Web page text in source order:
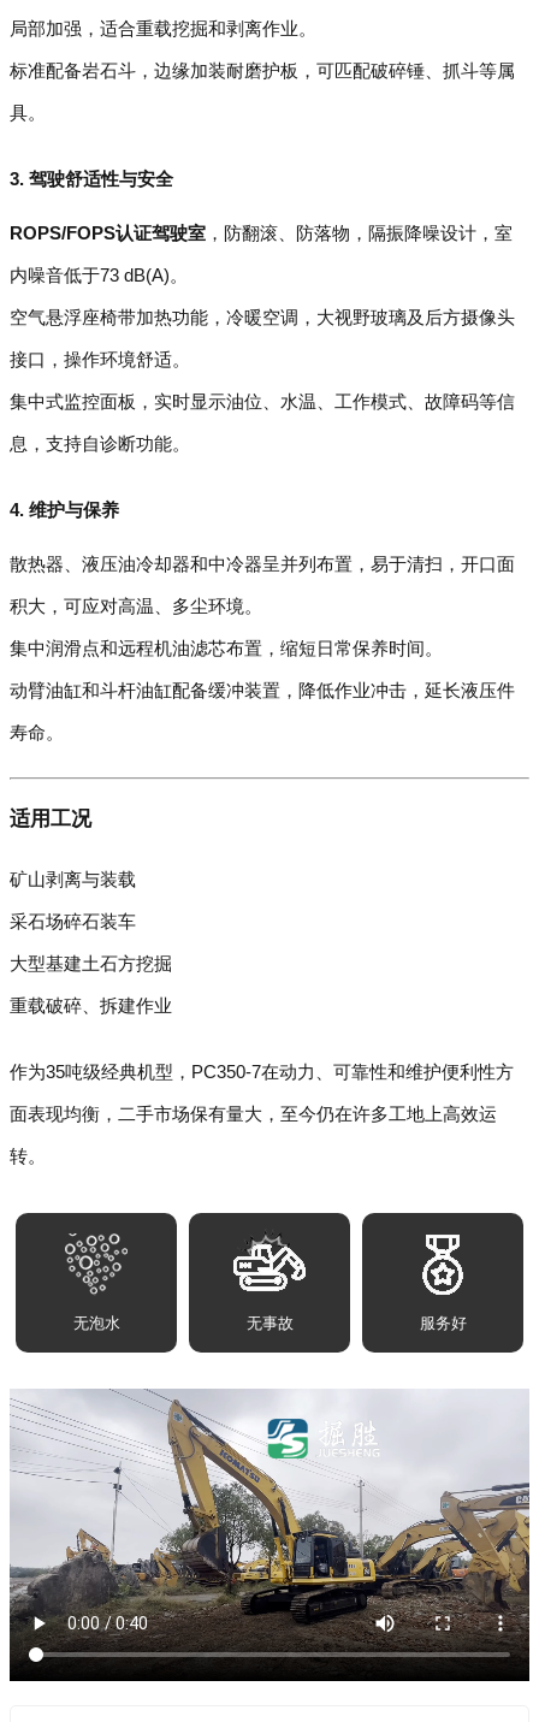
局部加强，适合重载挖掘和剥离作业。
标准配备岩石斗，边缘加装耐磨护板，可匹配破碎锤、抓斗等属
具。
3. 驾驶舒适性与安全
ROPS/FOPS认证驾驶室 ，防翻滚、防落物，隔振降噪设计，室
内噪音低于73 dB(A)。
空气悬浮座椅带加热功能，冷暖空调，大视野玻璃及后方摄像头
接口，操作环境舒适。
集中式监控面板，实时显示油位、水温、工作模式、故障码等信
息，支持自诊断功能。
4. 维护与保养
散热器、液压油冷却器和中冷器呈并列布置，易于清扫，开口面
积大，可应对高温、多尘环境。
集中润滑点和远程机油滤芯布置，缩短日常保养时间。
动臂油缸和斗杆油缸配备缓冲装置，降低作业冲击，延长液压件
寿命。
适用工况
矿山剥离与装载
采石场碎石装车
大型基建土石方挖掘
重载破碎、拆建作业
作为35吨级经典机型，PC350-7在动力、可靠性和维护便利性方
面表现均衡，二手市场保有量大，至今仍在许多工地上高效运
转。
无泡水 无事故 服务好